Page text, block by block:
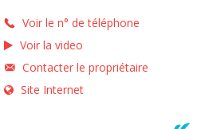
Voir le n° de téléphone
Voir la video
Contacter le propriétaire
Site Internet